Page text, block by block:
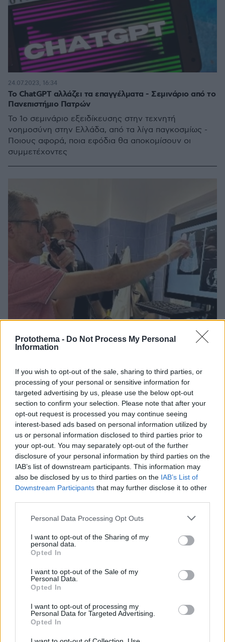
Protothema - Do Not Process My Personal
Information
If you wish to opt-out of the sale, sharing to third parties, or
processing of your personal or sensitive information for
targeted advertising by us, please use the below opt-out
section to confirm your selection. Please note that after your
opt-out request is processed you may continue seeing
interest-based ads based on personal information utilized by
us or personal information disclosed to third parties prior to
your opt-out. You may separately opt-out of the further
disclosure of your personal information by third parties on the
IAB’s list of downstream participants. This information may
also be disclosed by us to third parties on the IAB’s List of
Downstream Participants that may further disclose it to other
Please note that this website/app uses one or more Google
not limited to your visit or usage behaviour. You may click to
grant or deny consent to Google and its third-party tags to
use your data for below specified purposes in below Google
consent section.
Personal Data Processing Opt Outs
I want to opt-out of the Sharing of my
personal data.
Opted In
I want to opt-out of the Sale of my
Personal Data.
Opted In
I want to opt-out of processing my
Personal Data for Targeted Advertising.
Opted In
Το ChatGPT αλλάζει τα επαγγέλματα - Σεμινάριο από το
Πανεπιστήμιο Πατρών
Το 1ο σεμινάριο εξειδίκευσης στην τεχνητή
νοημοσύνη στην Ελλάδα, από τα λίγα παγκοσμίως -
Ποιους αφορά, ποια εφόδια θα αποκομίσουν οι
συμμετέχοντες
24.07.2023, 16:34
Η ψηφιακή τεχνολογία εκπαιδεύει επεμβατικούς
πνευμονολόγους
Τριήμερο διεθνές σεμινάριο Επεμβατικής
Πνευμονολογίας στη Μονάδα Επεμβατικής
Πνευμονολογίας της Α΄ Παν/μιακής
Πνευμονολογικής Κλινικής του ΕΚΠΑ
02.06.2023, 13:30